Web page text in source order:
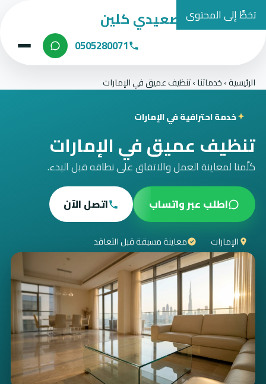
تخطَّ إلى المحتوى
شركة الصعيدي كلين
0505280071
الرئيسية›خدماتنا›تنظيف عميق في الإمارات
خدمة احترافية في الإمارات
تنظيف عميق في الإمارات
كلّمنا لمعاينة العمل والاتفاق على نطاقه قبل البدء.
اطلب عبر واتساب
اتصل الآن
الإمارات معاينة مسبقة قبل التعاقد